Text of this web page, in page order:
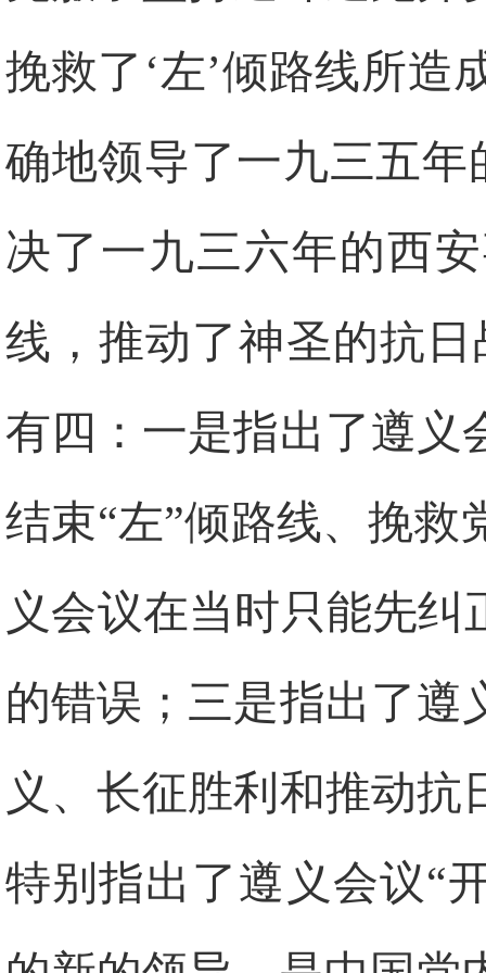
挽救了‘左’倾路线所造
确地领导了一九三五年
决了一九三六年的西
线，推动了神圣的抗
有四：一是指出了遵义
结束“左”倾路线、挽救
义会议在当时只能先纠
的错误；三是指出了遵
义、长征胜利和推动
特别指出了遵义会议“